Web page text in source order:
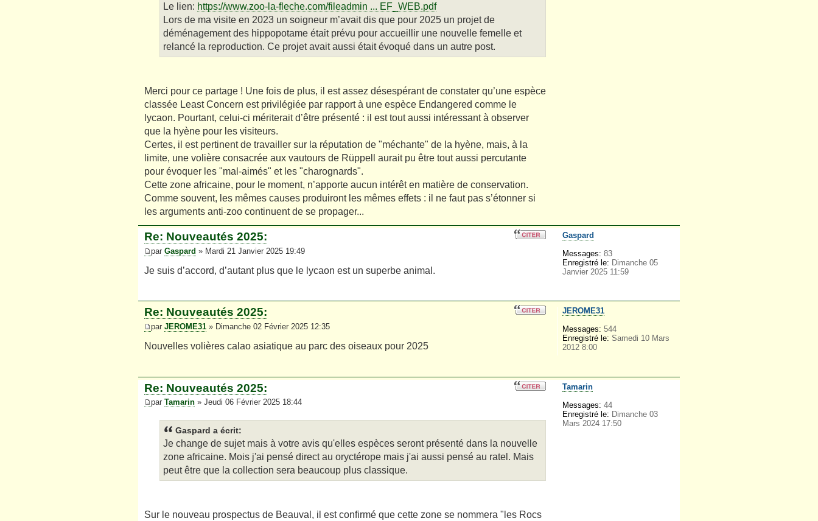
Le lien: https://www.zoo-la-fleche.com/fileadmin ... EF_WEB.pdf
Lors de ma visite en 2023 un soigneur m’avait dis que pour 2025 un projet de
déménagement des hippopotame était prévu pour accueillir une nouvelle femelle et
relancé la reproduction. Ce projet avait aussi était évoqué dans un autre post.
Merci pour ce partage ! Une fois de plus, il est assez désespérant de constater qu’une espèce
classée Least Concern est privilégiée par rapport à une espèce Endangered comme le
lycaon. Pourtant, celui-ci mériterait d’être présenté : il est tout aussi intéressant à observer
que la hyène pour les visiteurs.
Certes, il est pertinent de travailler sur la réputation de "méchante" de la hyène, mais, à la
limite, une volière consacrée aux vautours de Rüppell aurait pu être tout aussi percutante
pour évoquer les "mal-aimés" et les "charognards".
Cette zone africaine, pour le moment, n’apporte aucun intérêt en matière de conservation.
Comme souvent, les mêmes causes produiront les mêmes effets : il ne faut pas s’étonner si
les arguments anti-zoo continuent de se propager...
Re: Nouveautés 2025:
par Gaspard » Mardi 21 Janvier 2025 19:49
Je suis d’accord, d’autant plus que le lycaon est un superbe animal.
Gaspard
Messages: 83
Enregistré le: Dimanche 05
Janvier 2025 11:59
Re: Nouveautés 2025:
par JEROME31 » Dimanche 02 Février 2025 12:35
Nouvelles volières calao asiatique au parc des oiseaux pour 2025
JEROME31
Messages: 544
Enregistré le: Samedi 10 Mars
2012 8:00
Re: Nouveautés 2025:
par Tamarin » Jeudi 06 Février 2025 18:44
Gaspard a écrit:
Je change de sujet mais à votre avis qu'elles espèces seront présenté dans la nouvelle
zone africaine. Mois j'ai pensé direct au oryctérope mais j'ai aussi pensé au ratel. Mais
peut être que la collection sera beaucoup plus classique.
Sur le nouveau prospectus de Beauval, il est confirmé que cette zone se nommera "les Rocs
Tamarin
Messages: 44
Enregistré le: Dimanche 03
Mars 2024 17:50